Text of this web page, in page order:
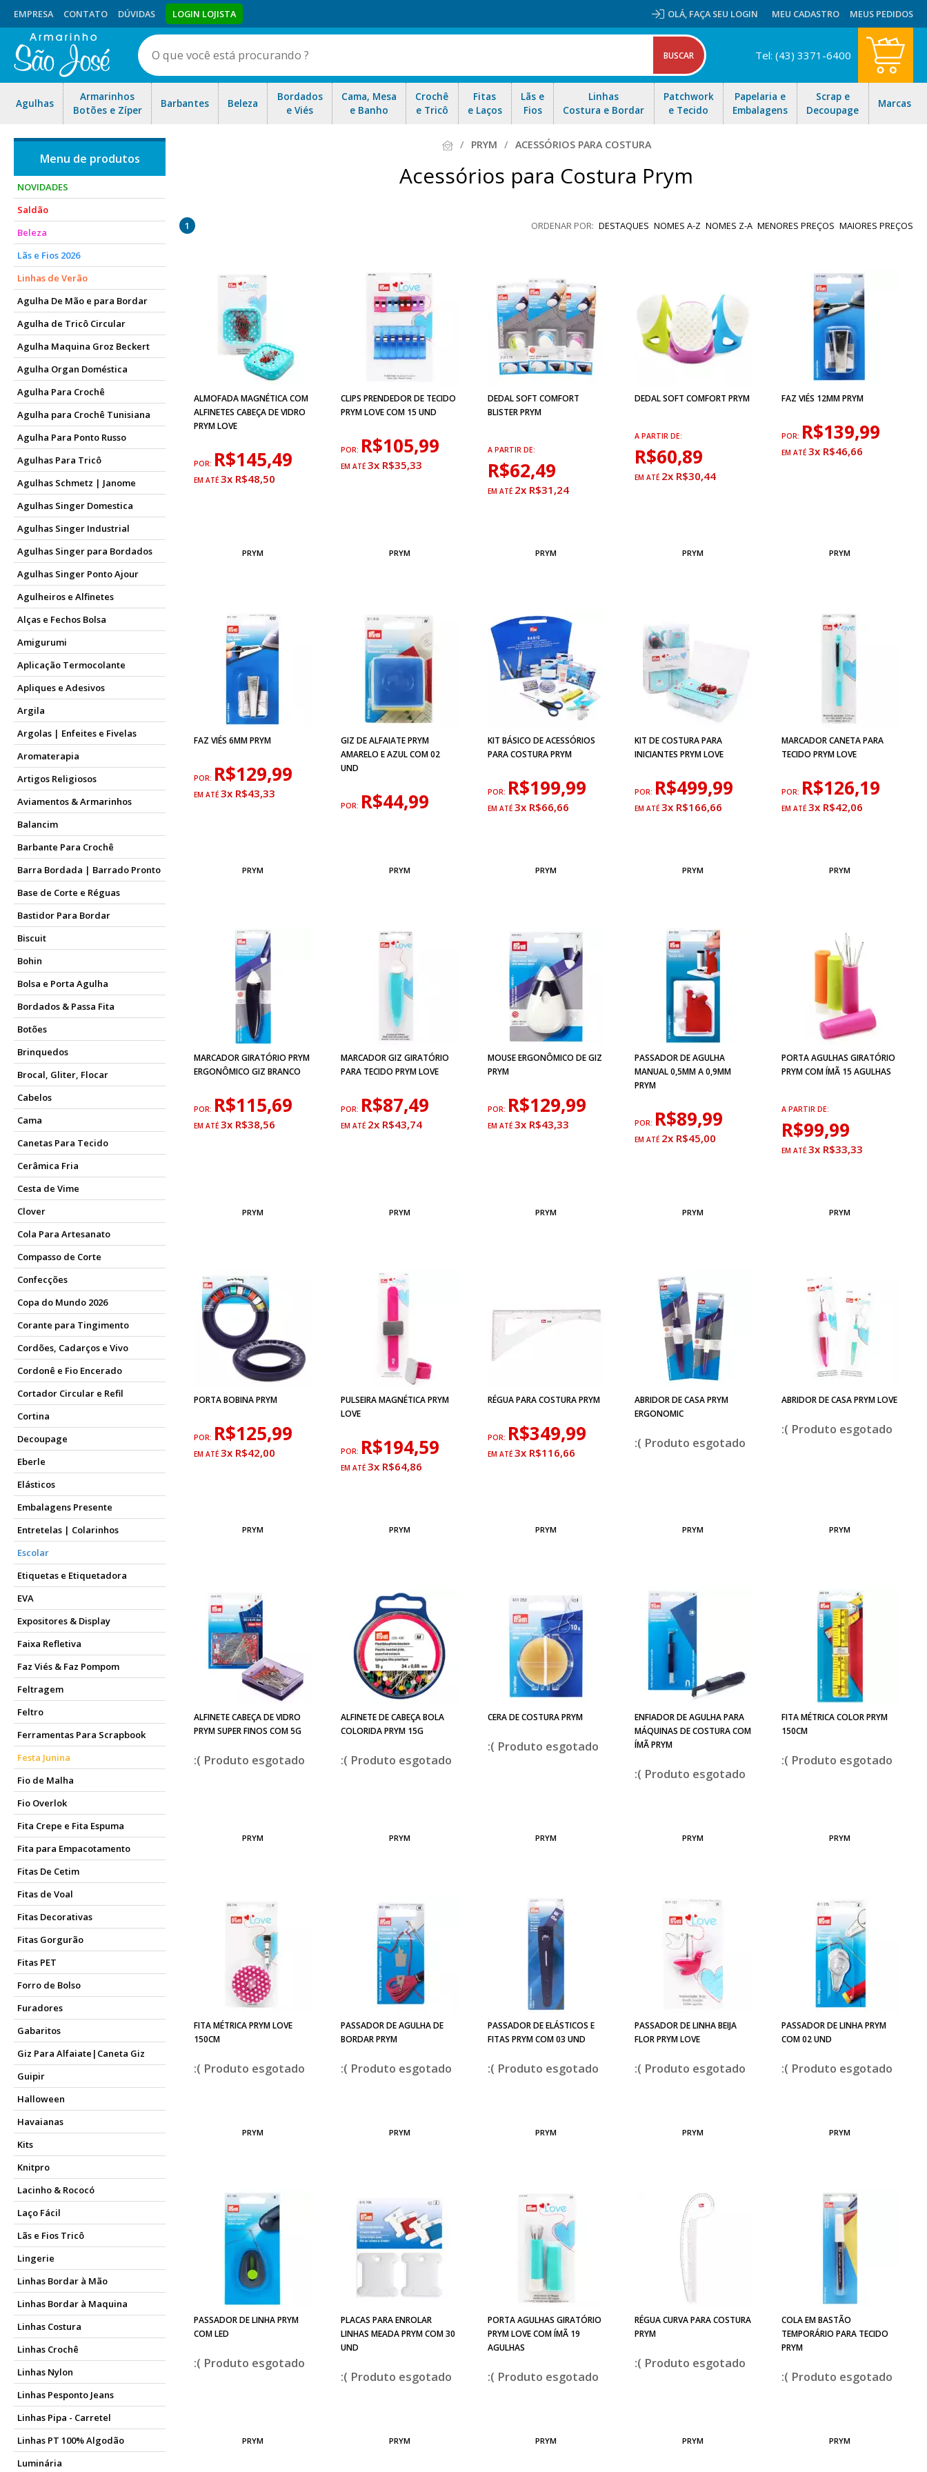
OLÁ, FAÇA SEU LOGIN
EMPRESA CONTATO DÚVIDAS LOGIN LOJISTA MEU CADASTRO MEUS PEDIDOS
Agulhas
Armarinhos
Botões e Zíper
Barbantes Beleza
Bordados
e Viés
Cama, Mesa
e Banho
Crochê
e Tricô
Fitas
e Laços
Lãs e
Fios
Linhas
Costura e Bordar
Patchwork
e Tecido
Papelaria e
Embalagens
Scrap e
Decoupage
Marcas
Tel: (43) 3371-6400
NOVIDADES
Saldão
Beleza
Lãs e Fios 2026
Linhas de Verão
Agulha De Mão e para Bordar
Agulha de Tricô Circular
Agulha Maquina Groz Beckert
Agulha Organ Doméstica
Agulha Para Crochê
Agulha para Crochê Tunisiana
Agulha Para Ponto Russo
Agulhas Para Tricô
Agulhas Schmetz | Janome
Agulhas Singer Domestica
Agulhas Singer Industrial
Agulhas Singer para Bordados
Agulhas Singer Ponto Ajour
Agulheiros e Alfinetes
Alças e Fechos Bolsa
Amigurumi
Aplicação Termocolante
Apliques e Adesivos
Argila
Argolas | Enfeites e Fivelas
Aromaterapia
Artigos Religiosos
Aviamentos & Armarinhos
Balancim
Barbante Para Crochê
Barra Bordada | Barrado Pronto
Base de Corte e Réguas
Bastidor Para Bordar
Biscuit
Bohin
Bolsa e Porta Agulha
Bordados & Passa Fita
Botões
Brinquedos
Brocal, Gliter, Flocar
Cabelos
Cama
Canetas Para Tecido
Cerâmica Fria
Cesta de Vime
Clover
Cola Para Artesanato
Compasso de Corte
Confecções
Copa do Mundo 2026
Corante para Tingimento
Cordões, Cadarços e Vivo
Cordonê e Fio Encerado
Cortador Circular e Refil
Cortina
Decoupage
Eberle
Elásticos
Embalagens Presente
Entretelas | Colarinhos
Escolar
Etiquetas e Etiquetadora
EVA
Expositores & Display
Faixa Refletiva
Faz Viés & Faz Pompom
Feltragem
Feltro
Ferramentas Para Scrapbook
Festa Junina
Fio de Malha
Fio Overlok
Fita Crepe e Fita Espuma
Fita para Empacotamento
Fitas De Cetim
Fitas de Voal
Fitas Decorativas
Fitas Gorgurão
Fitas PET
Forro de Bolso
Furadores
Gabaritos
Giz Para Alfaiate|Caneta Giz
Guipir
Halloween
Havaianas
Kits
Knitpro
Lacinho & Rococó
Laço Fácil
Lãs e Fios Tricô
Lingerie
Linhas Bordar à Mão
Linhas Bordar à Maquina
Linhas Costura
Linhas Crochê
Linhas Nylon
Linhas Pesponto Jeans
Linhas Pipa - Carretel
Linhas PT 100% Algodão
Luminária
PRYM ACESSÓRIOS PARA COSTURA
Acessórios para Costura Prym
DESTAQUES NOMES A-Z NOMES Z-A MENORES PREÇOS MAIORES PREÇOS
1
ALMOFADA MAGNÉTICA COM
ALFINETES CABEÇA DE VIDRO
PRYM LOVE
POR: R$145,49
3x R$48,50
PRYM
CLIPS PRENDEDOR DE TECIDO
PRYM LOVE COM 15 UND
POR: R$105,99
3x R$35,33
PRYM
DEDAL SOFT COMFORT
BLISTER PRYM
A PARTIR DE:
R$62,49
2x R$31,24
PRYM
DEDAL SOFT COMFORT PRYM
A PARTIR DE:
R$60,89
2x R$30,44
PRYM
FAZ VIÉS 12MM PRYM
POR: R$139,99
3x R$46,66
PRYM
FAZ VIÉS 6MM PRYM
POR: R$129,99
3x R$43,33
PRYM
GIZ DE ALFAIATE PRYM
AMARELO E AZUL COM 02
UND
POR: R$44,99
PRYM
KIT BÁSICO DE ACESSÓRIOS
PARA COSTURA PRYM
POR: R$199,99
3x R$66,66
PRYM
KIT DE COSTURA PARA
INICIANTES PRYM LOVE
POR: R$499,99
3x R$166,66
PRYM
MARCADOR CANETA PARA
TECIDO PRYM LOVE
POR: R$126,19
3x R$42,06
PRYM
MARCADOR GIRATÓRIO PRYM
ERGONÔMICO GIZ BRANCO
POR: R$115,69
3x R$38,56
PRYM
MARCADOR GIZ GIRATÓRIO
PARA TECIDO PRYM LOVE
POR: R$87,49
2x R$43,74
PRYM
MOUSE ERGONÔMICO DE GIZ
PRYM
POR: R$129,99
3x R$43,33
PRYM
PASSADOR DE AGULHA
MANUAL 0,5MM A 0,9MM
PRYM
POR: R$89,99
2x R$45,00
PRYM
PORTA AGULHAS GIRATÓRIO
PRYM COM ÍMÃ 15 AGULHAS
A PARTIR DE:
R$99,99
3x R$33,33
PRYM
PORTA BOBINA PRYM
POR: R$125,99
3x R$42,00
PRYM
PULSEIRA MAGNÉTICA PRYM
LOVE
POR: R$194,59
3x R$64,86
PRYM
RÉGUA PARA COSTURA PRYM
POR: R$349,99
3x R$116,66
PRYM
ABRIDOR DE CASA PRYM
ERGONOMIC
esgotado
PRYM
ABRIDOR DE CASA PRYM LOVE
esgotado
PRYM
ALFINETE CABEÇA DE VIDRO
PRYM SUPER FINOS COM 5G
esgotado
PRYM
ALFINETE DE CABEÇA BOLA
COLORIDA PRYM 15G
esgotado
PRYM
CERA DE COSTURA PRYM
esgotado
PRYM
ENFIADOR DE AGULHA PARA
MÁQUINAS DE COSTURA COM
ÍMÃ PRYM
esgotado
PRYM
FITA MÉTRICA COLOR PRYM
150CM
esgotado
PRYM
FITA MÉTRICA PRYM LOVE
150CM
esgotado
PRYM
PASSADOR DE AGULHA DE
BORDAR PRYM
esgotado
PRYM
PASSADOR DE ELÁSTICOS E
FITAS PRYM COM 03 UND
esgotado
PRYM
PASSADOR DE LINHA BEIJA
FLOR PRYM LOVE
esgotado
PRYM
PASSADOR DE LINHA PRYM
COM 02 UND
esgotado
PRYM
PASSADOR DE LINHA PRYM
COM LED
esgotado
PRYM
PLACAS PARA ENROLAR
LINHAS MEADA PRYM COM 30
UND
esgotado
PRYM
PORTA AGULHAS GIRATÓRIO
PRYM LOVE COM ÍMÃ 19
AGULHAS
esgotado
PRYM
RÉGUA CURVA PARA COSTURA
PRYM
esgotado
PRYM
COLA EM BASTÃO
TEMPORÁRIO PARA TECIDO
PRYM
esgotado
PRYM